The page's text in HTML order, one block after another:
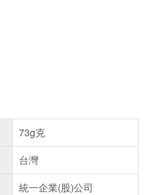
73g克
台灣
統一企業(股)公司